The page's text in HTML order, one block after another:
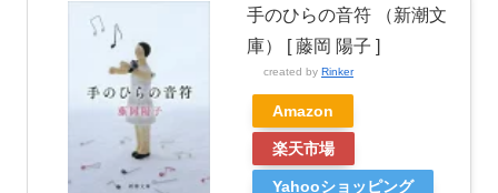
手のひらの音符 （新潮文
庫） [ 藤岡 陽子 ]
created by Rinker
Amazon
楽天市場
Yahooショッピング